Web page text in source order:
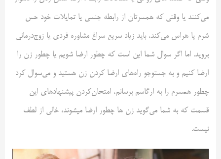
می‌کنند یا وقتی که همسرتان از رابطه جنسی یا تمایلات خود حس
شرم یا هراس می‌کند، باید زیاد سریع سراغ مشاوره فردی یا زوج‌درمانی
بروید. اما اگر سوال شما این است که چطور ارضا شویم یا چطور زن را
ارضا کنیم و به جستوجو راه‌های ارضا كردن زن هستید و می‌سوال کرد
چطور همسرم را به ارگاسم برسانم، امتحان‌کردن پیشنهاد‌های این
قسمت که به شما می‌گوید زن ها چطور ارضا میشوند، خالی از لطف
نیست.